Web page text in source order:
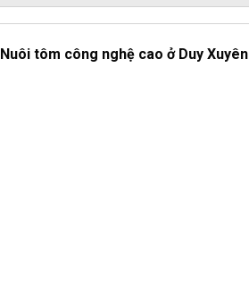
Nuôi tôm công nghệ cao ở Duy Xuyên